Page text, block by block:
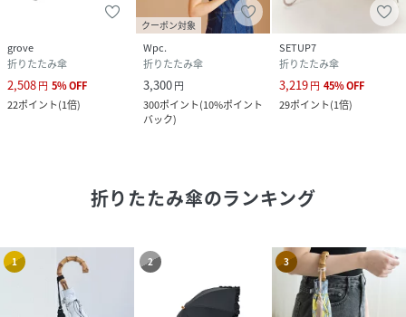
grove
折りたたみ傘
2,508円 5%OFF
22ポイント(1倍)
クーポン対象
Wpc.
折りたたみ傘
3,300円
300ポイント(10%ポイント
バック)
SETUP7
折りたたみ傘
3,219円 45%OFF
29ポイント(1倍)
折りたたみ傘のランキング
1 2 3